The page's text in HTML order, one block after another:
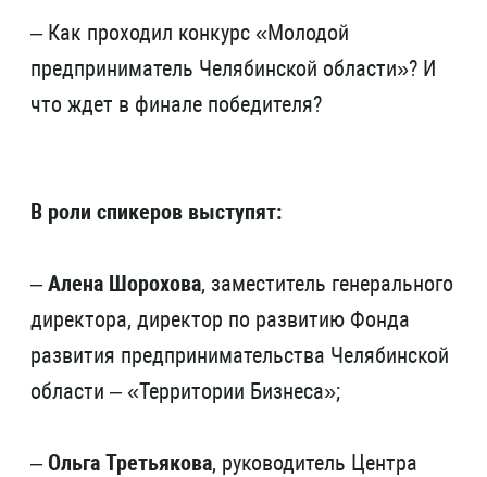
– Как проходил конкурс «Молодой
предприниматель Челябинской области»? И
что ждет в финале победителя?
В роли спикеров выступят:
–Алена Шорохова, заместитель генерального
директора, директор по развитию Фонда
развития предпринимательства Челябинской
области – «Территории Бизнеса»;
– Ольга Третьякова, руководитель Центра